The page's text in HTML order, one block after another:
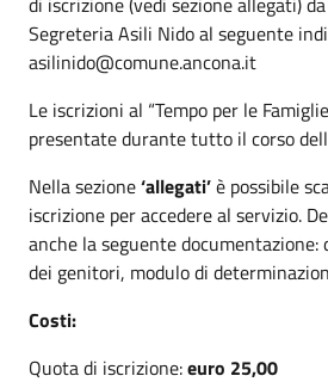
Segreteria Asili Nido al seguente
asilinido@comune.ancona.it
Le iscrizioni al “Tempo per le
presentate durante tutto il corso
Nella sezione‘allegati’è possibile
iscrizione per accedere al servizio.
anche la seguente
dei genitori, modulo di
Costi:
Quota di iscrizione:euro 25,00